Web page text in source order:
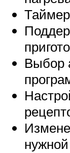
Таймер
Выбор